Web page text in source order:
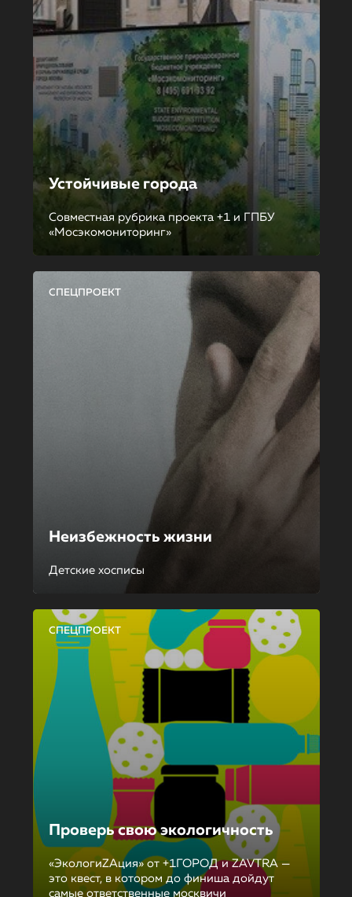
Устойчивые города
Совместная рубрика проекта +1 и ГПБУ
«Мосэкомониторинг»
СПЕЦПРОЕКТ
Неизбежность жизни
Детские хосписы
СПЕЦПРОЕКТ
Проверь свою экологичность
«ЭкологиZAция» от +1ГОРОД и ZAVTRA —
это квест, в котором до финиша дойдут
самые ответственные москвичи